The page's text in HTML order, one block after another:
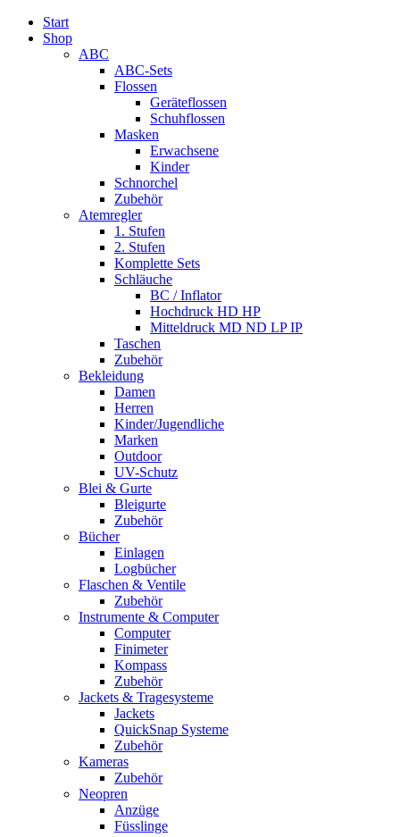
Start
Shop
ABC
ABC-Sets
Flossen
Geräteflossen
Schuhflossen
Masken
Erwachsene
Kinder
Schnorchel
Zubehör
Atemregler
1. Stufen
2. Stufen
Komplette Sets
Schläuche
BC / Inflator
Hochdruck HD HP
Mitteldruck MD ND LP IP
Taschen
Zubehör
Bekleidung
Damen
Herren
Kinder/Jugendliche
Marken
Outdoor
UV-Schutz
Blei & Gurte
Bleigurte
Zubehör
Bücher
Einlagen
Logbücher
Flaschen & Ventile
Zubehör
Instrumente & Computer
Computer
Finimeter
Kompass
Zubehör
Jackets & Tragesysteme
Jackets
QuickSnap Systeme
Zubehör
Kameras
Zubehör
Neopren
Anzüge
Füsslinge